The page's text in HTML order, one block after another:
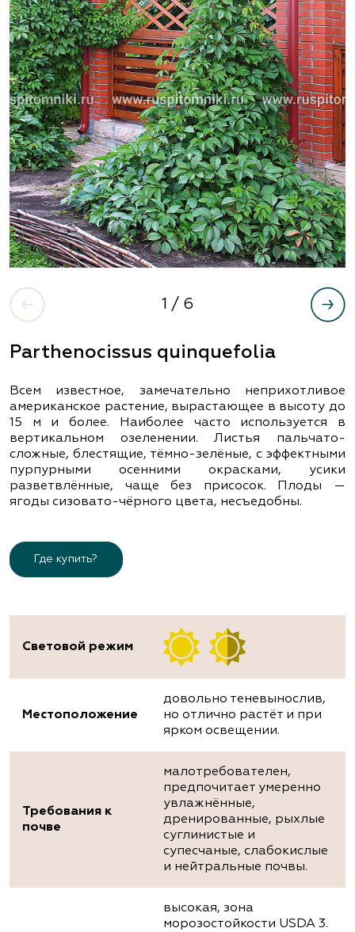
1 / 6
Parthenocissus quinquefolia
Всем известное, замечательно неприхотливое
американское растение, вырастающее в высоту до
15 м и более. Наиболее часто используется в
вертикальном озеленении. Листья пальчато-
сложные, блестящие, тёмно-зелёные, с эффектными
пурпурными осенними окрасками, усики
разветвлённые, чаще без присосок. Плоды —
ягоды сизовато-чёрного цвета, несъедобны.
Где купить?
Световой режим
Местоположение
довольно теневынослив,
но отлично растёт и при
ярком освещении.
Требования к
почве
малотребователен,
предпочитает умеренно
увлажнённые,
дренированные, рыхлые
суглинистые и
супесчаные, слабокислые
и нейтральные почвы.
высокая, зона
морозостойкости USDA 3.